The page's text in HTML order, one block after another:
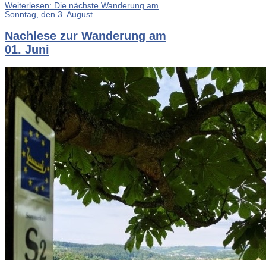
Weiterlesen: Die nächste Wanderung am
Sonntag, den 3. August...
Nachlese zur Wanderung am
01. Juni